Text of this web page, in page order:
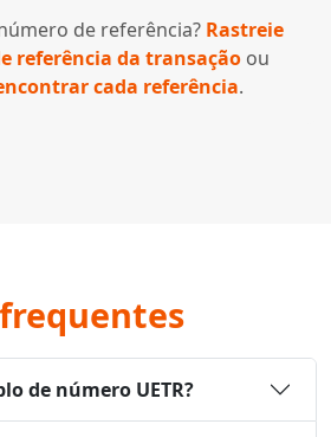
de referência? Rastreie
referência da transaçãoou
cada referência.
de número UETR?